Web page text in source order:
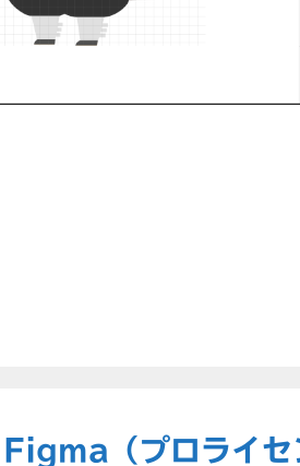
（プロライセ